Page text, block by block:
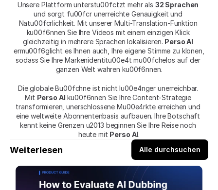
Unsere Plattform unterstu00fctzt mehr als 32 Sprachen
und sorgt fu00fcr unerreichte Genauigkeit und
Natu00fcrlichkeit. Mit unserer Multi-Translation-Funktion
ku00f6nnen Sie Ihre Videos mit einem einzigen Klick
gleichzeitig in mehrere Sprachen lokalisieren. Perso AI
ermu00f6glicht es Ihnen auch, Ihre eigene Stimme zu klonen,
sodass Sie Ihre Markenidentitu00e4t mu00fchelos auf der
ganzen Welt wahren ku00f6nnen.
Die globale Bu00fchne ist nicht lu00e4nger unerreichbar.
Mit Perso AI ku00f6nnen Sie Ihre Content-Strategie
transformieren, unerschlossene Mu00e4rkte erreichen und
eine weltweite Abonnentenbasis aufbauen. Ihre Botschaft
kennt keine Grenzen u2013 beginnen Sie Ihre Reise noch
heute mit Perso AI.
Weiterlesen Alle durchsuchen